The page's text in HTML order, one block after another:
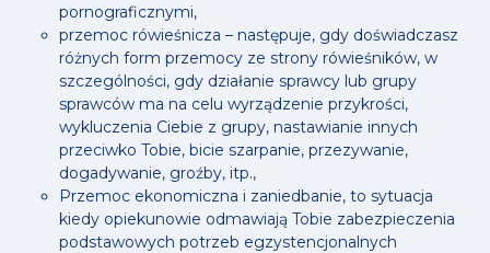
pornograficznymi,
przemoc rówieśnicza – następuje, gdy doświadczasz
różnych form przemocy ze strony rówieśników, w
szczególności, gdy działanie sprawcy lub grupy
sprawców ma na celu wyrządzenie przykrości,
wykluczenia Ciebie z grupy, nastawianie innych
przeciwko Tobie, bicie szarpanie, przezywanie,
dogadywanie, groźby, itp.,
Przemoc ekonomiczna i zaniedbanie, to sytuacja
kiedy opiekunowie odmawiają Tobie zabezpieczenia
podstawowych potrzeb egzystencjonalnych